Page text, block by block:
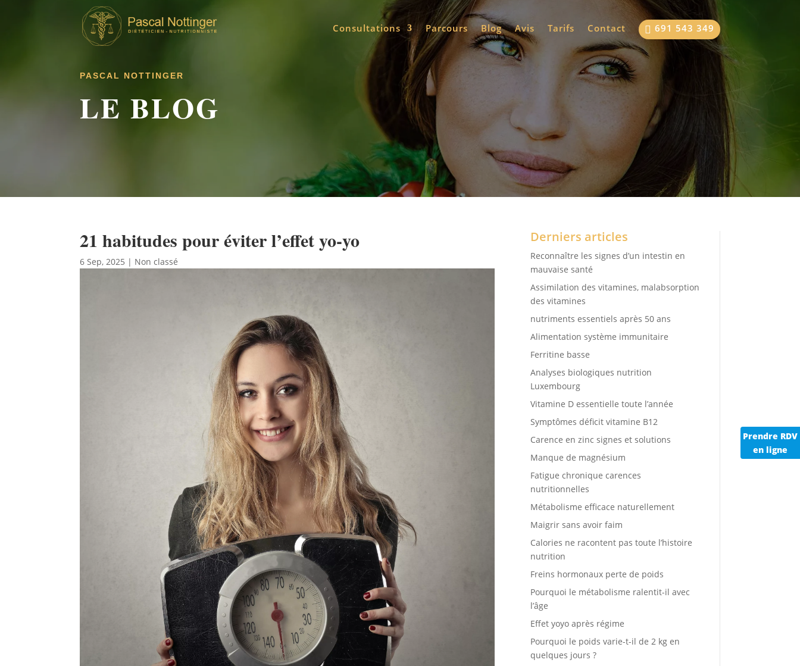
Prendre RDV
en ligne
Consultations Parcours Blog Avis Tarifs Contact  691 543 349
PASCAL NOTTINGER
LE BLOG
21 habitudes pour éviter l’effet yo-yo
6 Sep, 2025 | Non classé
Derniers articles
Reconnaître les signes d’un intestin en
mauvaise santé
Assimilation des vitamines, malabsorption
des vitamines
nutriments essentiels après 50 ans
Alimentation système immunitaire
Ferritine basse
Analyses biologiques nutrition
Luxembourg
Vitamine D essentielle toute l’année
Symptômes déficit vitamine B12
Carence en zinc signes et solutions
Manque de magnésium
Fatigue chronique carences
nutritionnelles
Métabolisme efficace naturellement
Maigrir sans avoir faim
Calories ne racontent pas toute l’histoire
nutrition
Freins hormonaux perte de poids
Pourquoi le métabolisme ralentit-il avec
l’âge
Effet yoyo après régime
Pourquoi le poids varie-t-il de 2 kg en
quelques jours ?